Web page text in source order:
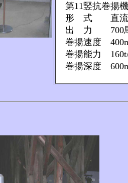
第11竪抗巻揚
形 式 直流複
出 力 700
巻揚速度
巻揚能力
巻揚深度